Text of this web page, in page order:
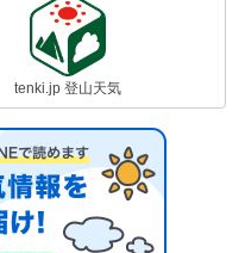
tenki.jp 登山天気